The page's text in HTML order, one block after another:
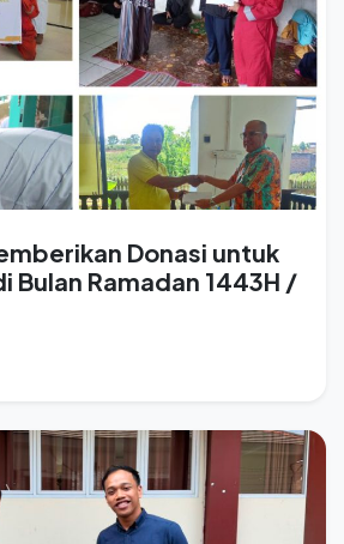
Donasi untuk
Bulan Ramadan 1443H /